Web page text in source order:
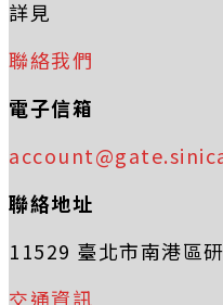
詳見
聯絡我們
電子信箱
聯絡地址
11529 臺北市南港區
交通資訊